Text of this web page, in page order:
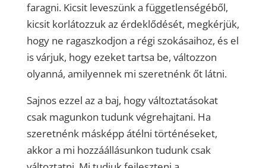
faragni. Kicsit leveszünk a függetlenségéből,
kicsit korlátozzuk az érdeklődését, megkérjük,
hogy ne ragaszkodjon a régi szokásaihoz, és el
is várjuk, hogy ezeket tartsa be, változzon
olyanná, amilyennek mi szeretnénk őt látni.
Sajnos ezzel az a baj, hogy változtatásokat
csak magunkon tudunk végrehajtani. Ha
szeretnénk másképp átélni történéseket,
akkor a mi hozzáállásunkon tudunk csak